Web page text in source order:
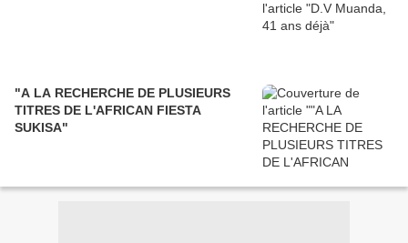
"A LA RECHERCHE DE PLUSIEURS
TITRES DE L'AFRICAN FIESTA
SUKISA"